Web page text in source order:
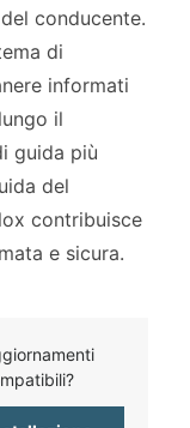
conducente.
di
informati
il
guida più
del
contribuisce
e sicura.